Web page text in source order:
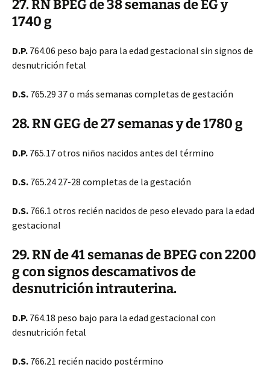
27. RN BPEG de 38 semanas de EG y
1740 g
D.P. 764.06 peso bajo para la edad gestacional sin signos de
desnutrición fetal
D.S. 765.29 37 o más semanas completas de gestación
28. RN GEG de 27 semanas y de 1780 g
D.P. 765.17 otros niños nacidos antes del término
D.S. 765.24 27-28 completas de la gestación
D.S. 766.1 otros recién nacidos de peso elevado para la edad
gestacional
29. RN de 41 semanas de BPEG con 2200
g con signos descamativos de
desnutrición intrauterina.
D.P. 764.18 peso bajo para la edad gestacional con
desnutrición fetal
D.S. 766.21 recién nacido postérmino